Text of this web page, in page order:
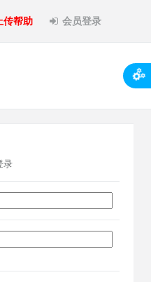
传帮助 会员登录
录